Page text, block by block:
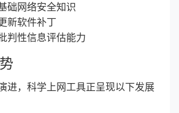
础网络安全知识
新软件补丁
判性信息评估能力
进，科学上网工具正呈现以下发展